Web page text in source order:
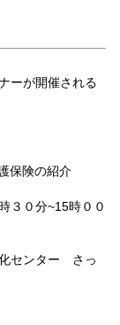
ーが開催される
険の紹介
０分~15時００
センター さっ